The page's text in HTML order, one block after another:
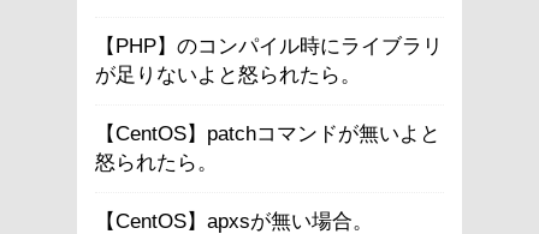
【PHP】のコンパイル時にライブラリ
が足りないよと怒られたら。
【CentOS】patchコマンドが無いよと
怒られたら。
【CentOS】apxsが無い場合。